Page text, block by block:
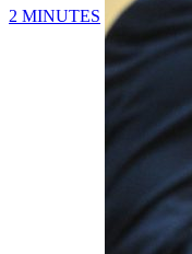
2 MINUTES